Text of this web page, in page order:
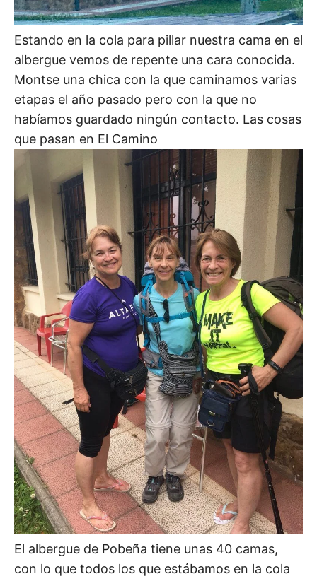
Estando en la cola para pillar nuestra cama en el
albergue vemos de repente una cara conocida.
Montse una chica con la que caminamos varias
etapas el año pasado pero con la que no
habíamos guardado ningún contacto. Las cosas
que pasan en El Camino
El albergue de Pobeña tiene unas 40 camas,
con lo que todos los que estábamos en la cola